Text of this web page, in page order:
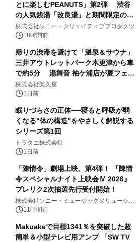
とに楽しむPEANUTS」第2弾 渋谷
の人気銭湯「改良湯」と期間限定のコ
ラボレーション サウナイキタイコラ
ボグッズも発売決定！
株式会社ソニー・クリエイティブプロダクツ
18時間前
帰りの渋滞を避けて「温泉＆サウナ」
三井アウトレットパーク木更津から車
で約5分 湯舞音 袖ケ浦店が夏フェア
メニューを提供
株式会社楽久屋
1日前
眠りづらさの正体──寝ると呼吸が弱
くなる"体の構造"をやさしく解説する
シリーズ第1回
トラタニ株式会社
1日前
「陳情令」劇場上映、第4弾！ 『陳情
令スペシャルナイト上映会Ⅳ 2026』
プレリク2次抽選先行受付開始！
株式会社ソニー・ミュージックソリューショ
ンズ11時間前
Makuakeで目標1341％を突破した超
簡単＆小型テレビ用アンプ 「SW TV